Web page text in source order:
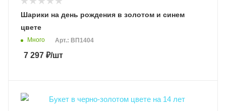
Шарики на день рождения в золотом и синем
цвете
Много Арт.: ВП1404
7 297 ₽/шт